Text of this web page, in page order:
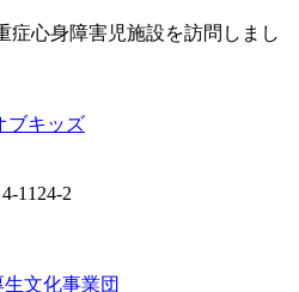
症心身障害児施設を訪問しまし
1124-2